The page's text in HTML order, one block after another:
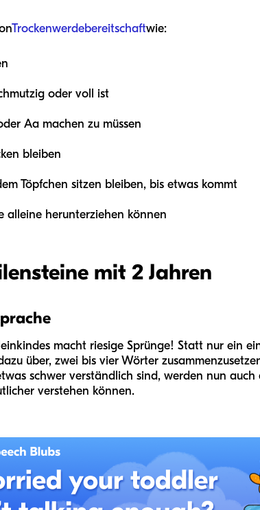
Trockenwerdebereitschaftwie:
oder voll ist
Aa machen zu müssen
bleiben
Töpfchen sitzen bleiben, bis etwas kommt
alleine herunterziehen können
mit 2 Jahren
macht riesige Sprünge! Statt nur ein
über, zwei bis vier Wörter
schwer verständlich sind, werden nun
verstehen können.